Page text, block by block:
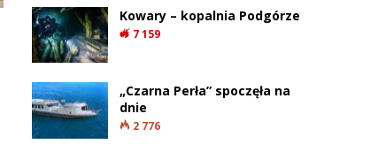
Kowary – kopalnia Podgórze
7 159
„Czarna Perła” spoczęła na
dnie
2 776